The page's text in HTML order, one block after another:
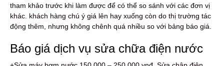
tham khảo trước khi làm được để có thể so sánh với các đơn vị
khác. khách hàng chú ý giá lên hay xuống còn do thị trường tác
động thêm, nhưng không chênh quá nhiều so với bảng báo giá.
Báo giá dịch vụ sửa chữa điện nước